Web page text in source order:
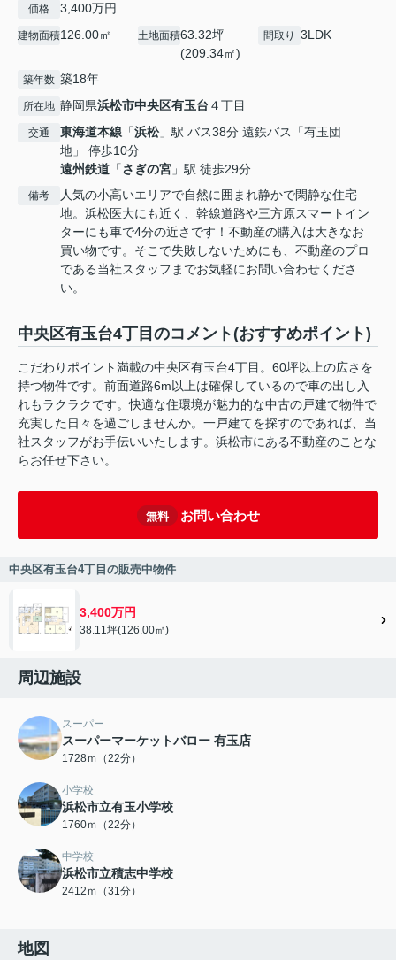
価格 3,400万円
建物面積126.00㎡ 土地面積63.32坪
(209.34㎡)
間取り 3LDK
築年数 築18年
所在地 静岡県浜松市中央区有玉台 ４丁目
交通 東海道本線 「浜松」駅 バス38分 遠鉄バス「有玉団
地」 停歩10分
遠州鉄道 「さぎの宮 」駅 徒歩29分
備考
人気の小高いエリアで自然に囲まれ静かで閑静な住宅
地。浜松医大にも近く、幹線道路や三方原スマートイン
ターにも車で4分の近さです！不動産の購入は大きなお
買い物です。そこで失敗しないためにも、不動産のプロ
である当社スタッフまでお気軽にお問い合わせくださ
い。
中央区有玉台4丁目のコメント(おすすめポイント)
こだわりポイント満載の中央区有玉台4丁目。60坪以上の広さを
持つ物件です。前面道路6m以上は確保しているので車の出し入
れもラクラクです。快適な住環境が魅力的な中古の戸建て物件で
充実した日々を過ごしませんか。一戸建てを探すのであれば、当
社スタッフがお手伝いいたします。浜松市にある不動産のことな
らお任せ下さい。
無料 お問い合わせ
中央区有玉台4丁目の販売中物件
3,400万円
38.11坪(126.00㎡)
周辺施設
スーパー
スーパーマーケットバロー 有玉店
1728ｍ（22分）
小学校
浜松市立有玉小学校
1760ｍ（22分）
中学校
浜松市立積志中学校
2412ｍ（31分）
地図